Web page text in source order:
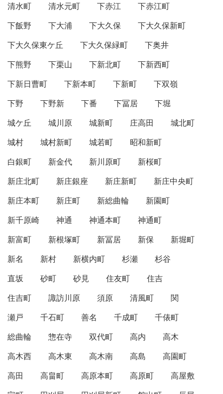
清水町
清水元町 下赤江
下赤江町
下飯野
下大浦 下大久保
下大久保新町
下大久保東ケ丘
下大久保緑町
下奥井
下熊野
下栗山 下新北町
下新西町
下新日曹町
下新本町 下新町
下双嶺
下野
下野新 下番 下冨居
下堀
城ケ丘
城川原 城新町 庄高田
城北町
城村
城村新町 城若町
昭和新町
白銀町
新金代 新川原町
新桜町
新庄北町
新庄銀座 新庄新町
新庄中央町
新庄本町
新庄町 新総曲輪
新園町
新千原崎
神通 神通本町
神通町
新富町
新根塚町 新冨居 新保
新堀町
新名
新村 新横内町 杉瀬
杉谷
直坂
砂町 砂見 住友町
住吉
住吉町
諏訪川原 須原 清風町
関
瀬戸
千石町 善名 千成町
千俵町
総曲輪
惣在寺 双代町 高内
高木
高木西
高木東 高木南 高島
高園町
高田
高畠町 高原本町 高原町
高屋敷